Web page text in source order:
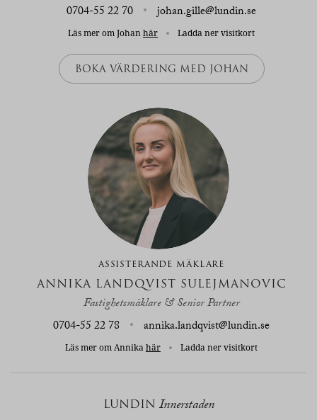
0704-55 22 70
johan.gille@lundin.se
Läs mer om Johan här Ladda ner visitkort
BOKA VÄRDERING MED JOHAN
ASSISTERANDE MÄKLARE
ANNIKA LANDQVIST SULEJMANOVIC
Fastighetsmäklare & Senior Partner
0704-55 22 78
annika.landqvist@lundin.se
Läs mer om Annika här Ladda ner visitkort
LUNDIN Innerstaden